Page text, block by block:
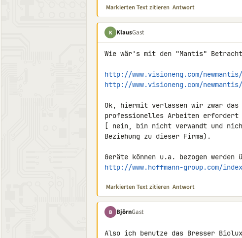
Markierten Text zitieren Antwort
K KlausGast
Wie wär's mit den "Mantis"
http://www.visioneng.com/
http://www.visioneng.com/
Ok, hiermit verlassen wir zwar
professionelles Arbeiten erfordert
[ nein, bin nicht verwandt und
Beziehung zu dieser Firma).
http://www.hoffmann-group.com/
Markierten Text zitieren Antwort
B BjörnGast
Also ich benutze das Bresser